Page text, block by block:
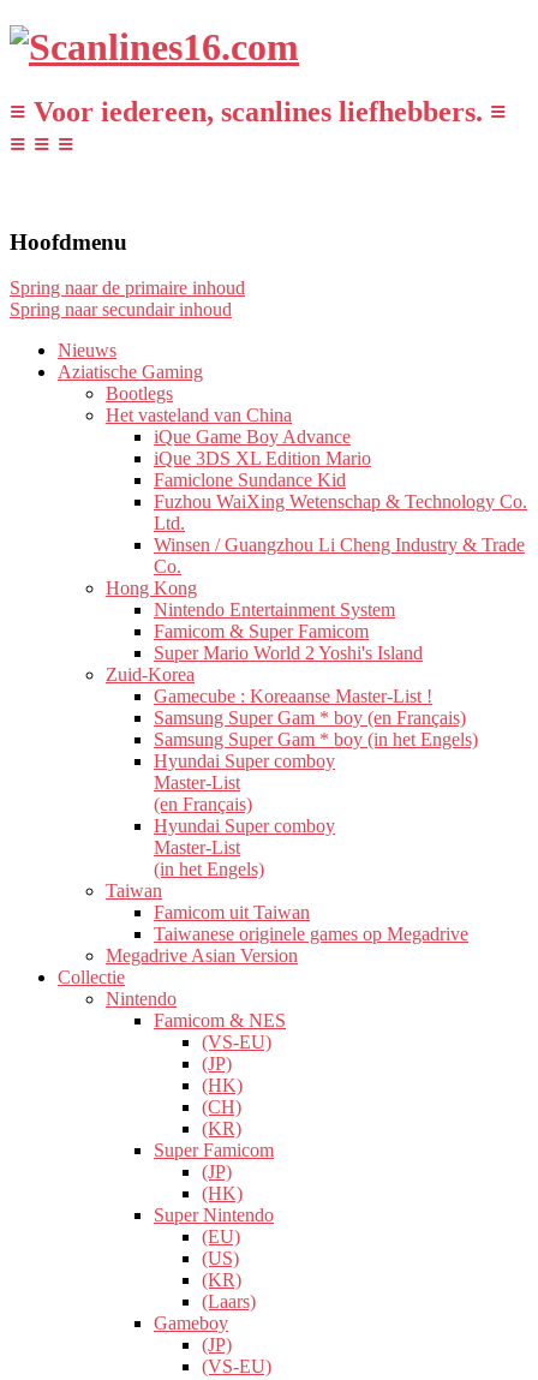
≡ Voor iedereen, scanlines liefhebbers. ≡
≡ ≡ ≡
Hoofdmenu
Spring naar de primaire inhoud
Spring naar secundair inhoud
Nieuws
Aziatische Gaming
Bootlegs
Het vasteland van China
iQue Game Boy Advance
iQue 3DS XL Edition Mario
Famiclone Sundance Kid
Fuzhou WaiXing Wetenschap & Technology Co.
Ltd.
Winsen / Guangzhou Li Cheng Industry & Trade
Co.
Hong Kong
Nintendo Entertainment System
Famicom & Super Famicom
Super Mario World 2 Yoshi's Island
Zuid-Korea
Gamecube : Koreaanse Master-List !
Samsung Super Gam * boy (en Français)
Samsung Super Gam * boy (in het Engels)
Hyundai Super comboy
Master-List
(en Français)
Hyundai Super comboy
Master-List
(in het Engels)
Taiwan
Famicom uit Taiwan
Taiwanese originele games op Megadrive
Megadrive Asian Version
Collectie
Nintendo
Famicom & NES
(VS-EU)
(JP)
(HK)
(CH)
(KR)
Super Famicom
(JP)
(HK)
Super Nintendo
(EU)
(US)
(KR)
(Laars)
Gameboy
(JP)
(VS-EU)